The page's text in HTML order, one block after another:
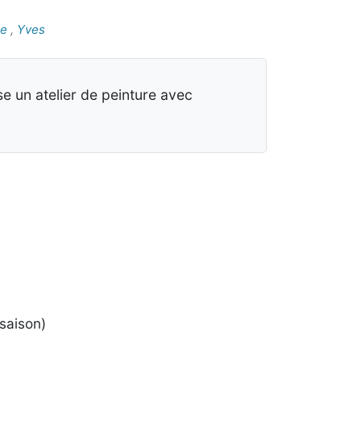
, Yves
un atelier de peinture avec